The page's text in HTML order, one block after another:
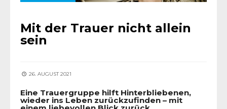
Mit der Trauer nicht allein
sein
26. AUGUST 2021
Eine Trauergruppe hilft Hinterbliebenen,
wieder ins Leben zurückzufinden – mit